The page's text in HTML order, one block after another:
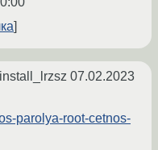
07.02.2023
parolya-root-cetnos-